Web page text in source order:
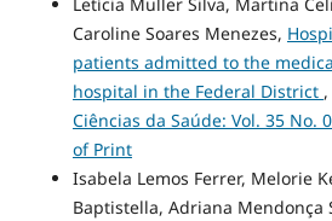
Caroline Soares Menezes,
patients admitted to the
hospital in the Federal District ,
Ciências da Saúde: Vol. 35 No.
of Print
Isabela Lemos Ferrer, Melorie
Baptistella, Adriana Mendonça